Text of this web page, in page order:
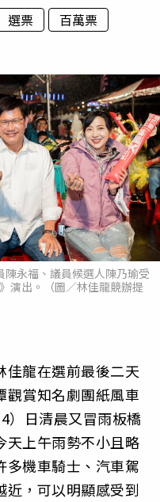
選票
百萬票
永福、議員候選人陳乃瑜受
演出。（圖／林佳龍競辦提
佳龍在選前最後二天
觀賞知名劇團紙風車
）日清晨又冒雨板橋
天上午雨勢不小且略
多機車騎士、汽車駕
，可以明顯感受到